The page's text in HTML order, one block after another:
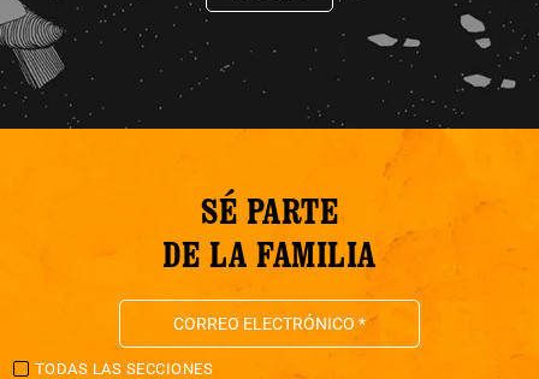
SÉ PARTE
DE LA FAMILIA
TODAS LAS SECCIONES